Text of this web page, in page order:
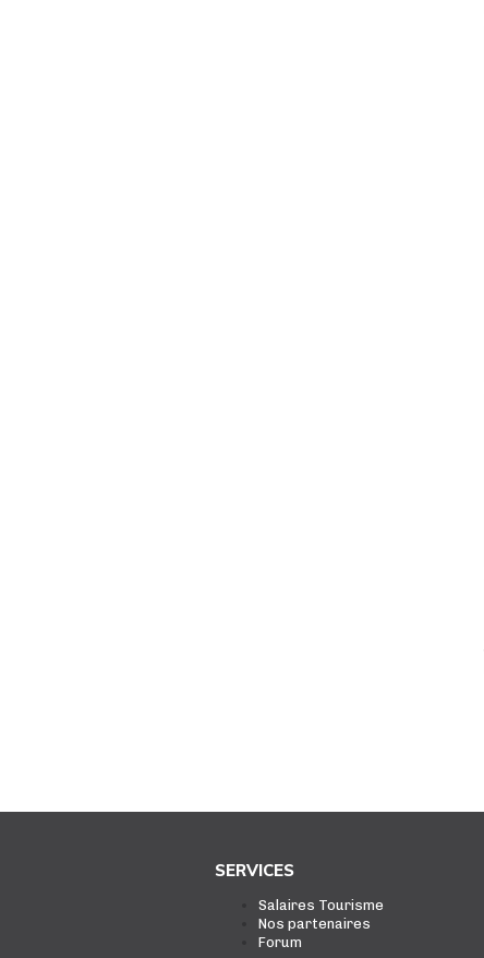
SERVICES
Salaires Tourisme
Nos partenaires
Forum